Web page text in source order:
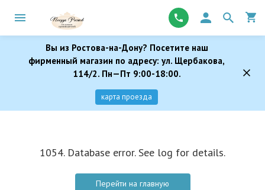
Вы из Ростова-на-Дону? Посетите наш
фирменный магазин по адресу: ул. Щербакова,
114/2. Пн—Пт 9:00-18:00.
карта проезда
1054. Database error. See log for details.
Перейти на главную